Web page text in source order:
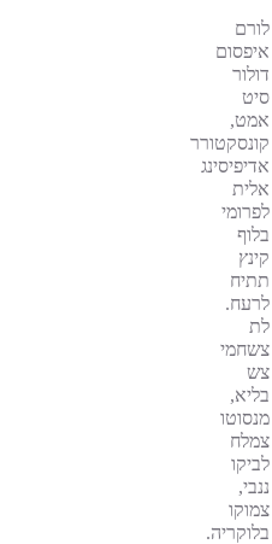
לורם
איפסום
דולור
סיט
אמט,
קונסקטורר
אדיפיסינג
אלית
לפרומי
בלוף
קינץ
תתיח
לרעח.
לת
צשחמי
צש
בליא,
מנסוטו
צמלח
לביקו
ננבי,
צמוקו
בלוקריה.